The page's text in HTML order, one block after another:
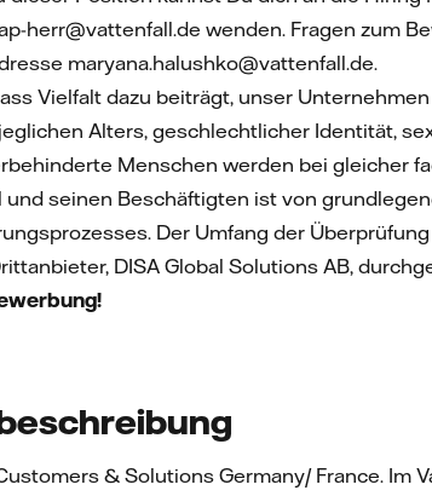
herr@vattenfall.de wenden. Fragen zum
maryana.halushko@vattenfall.de.
Vielfalt dazu beiträgt, unser
Alters, geschlechtlicher Identität,
Menschen werden bei gleicher
seinen Beschäftigten ist von
Der Umfang der
DISA Global Solutions AB,
& Solutions Germany/ France. Im